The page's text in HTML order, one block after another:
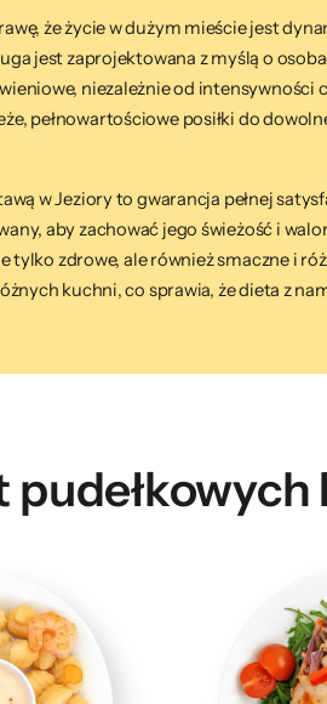
że życie w dużym mieście jest
jest zaprojektowana z myślą o
niezależnie od intensywności
pełnowartościowe posiłki do
w Jeziory to gwarancja pełnej
aby zachować jego świeżość i
tylko zdrowe, ale również smaczne i
kuchni, co sprawia, że dieta z